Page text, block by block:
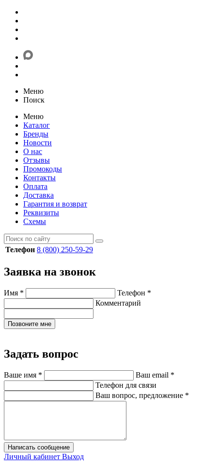
Меню
Поиск
Меню
Каталог
Бренды
Новости
О нас
Отзывы
Промокоды
Контакты
Оплата
Доставка
Гарантия и возврат
Реквизиты
Схемы
Телефон 8 (800) 250-59-29
Заявка на звонок
Имя * Телефон *
Комментарий
Позвоните мне
Задать вопрос
Ваше имя * Ваш email *
Телефон для связи
Ваш вопрос, предложение *
Написать сообщение
Личный кабинет Выход